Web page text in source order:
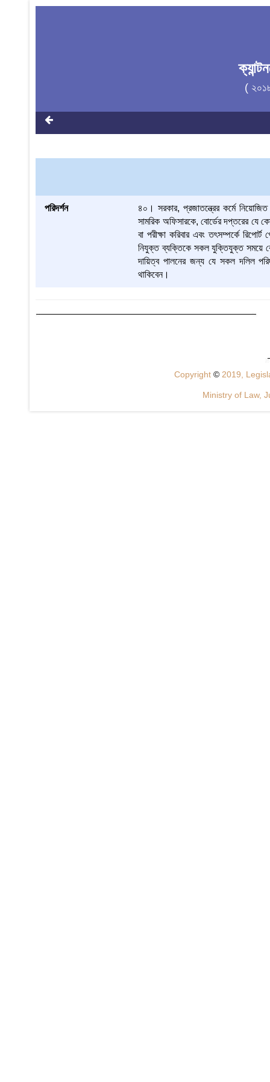
(
পরিদর্শন
৪০। সরকার, প্রজাতন্ত্রের কর্মে
সামরিক অফিসারকে, বোর্ডের দপ্তরের যে
বা পরীক্ষা করিবার এবং তৎসম্পর্কে
নিযুক্ত ব্যক্তিকে সকল যুক্তিযুক্ত সময়ে
দায়িত্ব পালনের জন্য যে সকল দলিল
থাকিবেন।
Copyright © 2019,
Ministry of Law,